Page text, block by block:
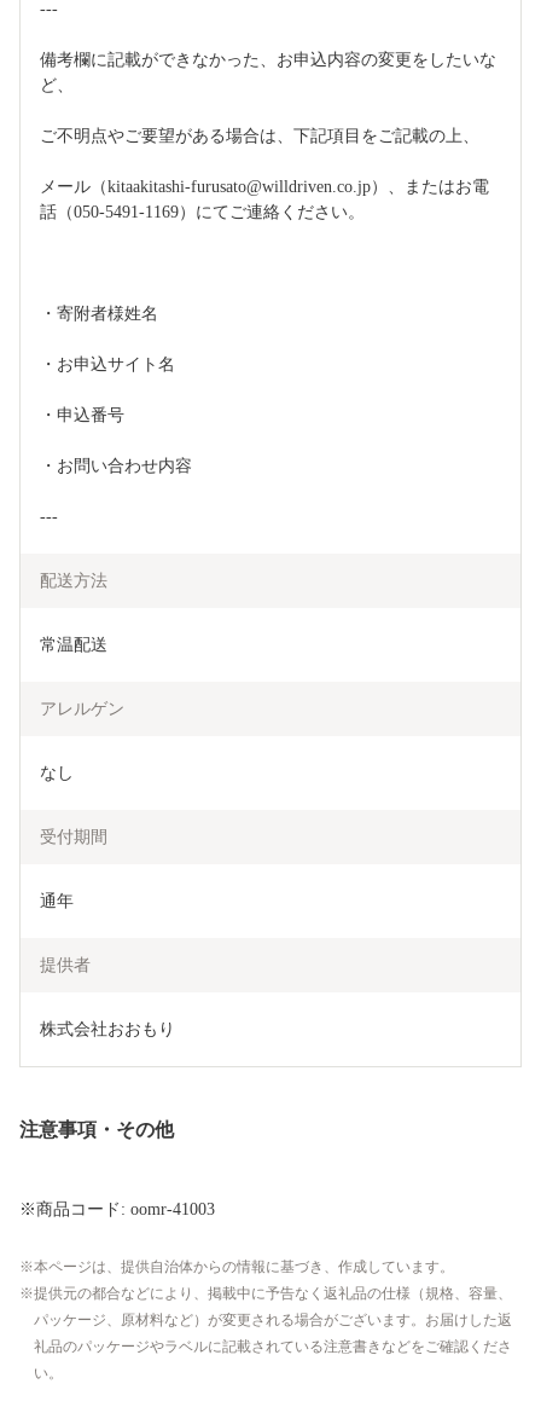
---
備考欄に記載ができなかった、お申込内容の変更をしたいな
ど、
ご不明点やご要望がある場合は、下記項目をご記載の上、
メール（kitaakitashi-furusato@willdriven.co.jp）、またはお電
話（050-5491-1169）にてご連絡ください。
・寄附者様姓名
・お申込サイト名
・申込番号
・お問い合わせ内容
---
配送方法
常温配送
アレルゲン
なし
受付期間
通年
提供者
株式会社おおもり
注意事項・その他
※商品コード: oomr-41003
本ページは、提供自治体からの情報に基づき、作成しています。
提供元の都合などにより、掲載中に予告なく返礼品の仕様（規格、容量、
パッケージ、原材料など）が変更される場合がございます。お届けした返
礼品のパッケージやラベルに記載されている注意書きなどをご確認くださ
い。